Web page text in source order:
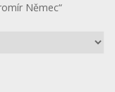
Němec“